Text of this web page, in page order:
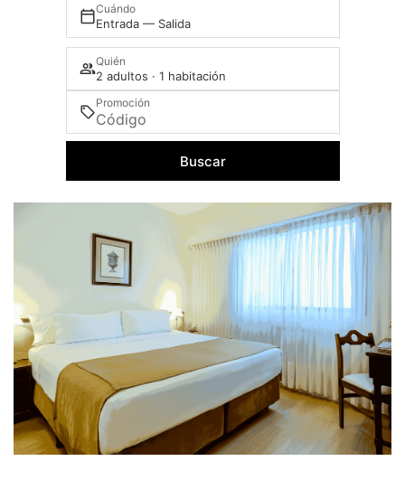
Cuándo
Entrada — Salida
Quién
2 adultos · 1 habitación
Promoción
Buscar